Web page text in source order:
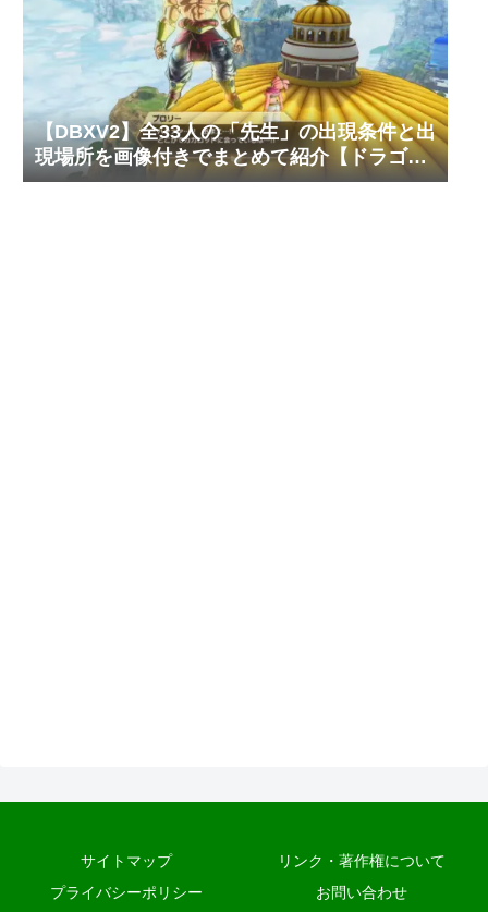
【DBXV2】全33人の「先生」の出現条件と出
現場所を画像付きでまとめて紹介【ドラゴン
ボール ゼノバース2】
サイトマップ
リンク・著作権について
プライバシーポリシー
お問い合わせ